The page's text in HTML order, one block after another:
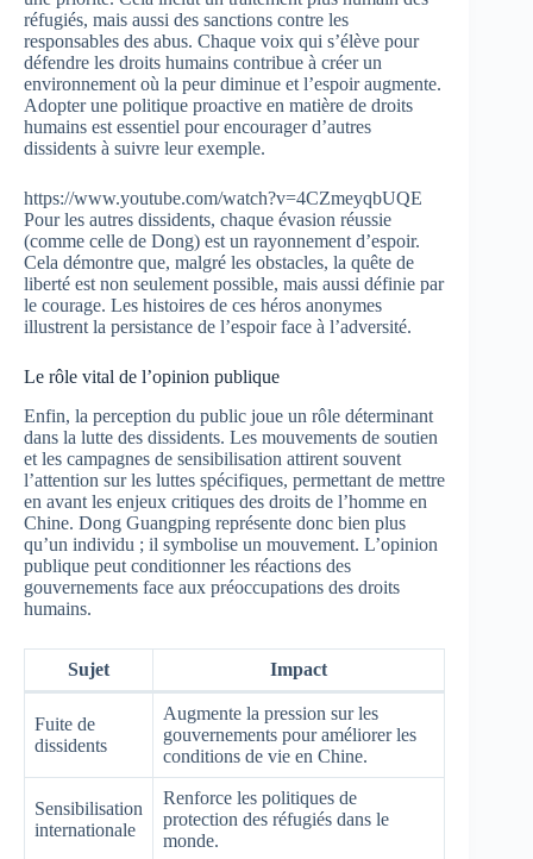
réfugiés, mais aussi des sanctions contre les
responsables des abus. Chaque voix qui s’élève pour
défendre les droits humains contribue à créer un
environnement où la peur diminue et l’espoir augmente.
Adopter une politique proactive en matière de droits
humains est essentiel pour encourager d’autres
dissidents à suivre leur exemple.
https://www.youtube.com/watch?v=4CZmeyqbUQE
Pour les autres dissidents, chaque évasion réussie
(comme celle de Dong) est un rayonnement d’espoir.
Cela démontre que, malgré les obstacles, la quête de
liberté est non seulement possible, mais aussi définie par
le courage. Les histoires de ces héros anonymes
illustrent la persistance de l’espoir face à l’adversité.
Le rôle vital de l’opinion publique
Enfin, la perception du public joue un rôle déterminant
dans la lutte des dissidents. Les mouvements de soutien
et les campagnes de sensibilisation attirent souvent
l’attention sur les luttes spécifiques, permettant de mettre
en avant les enjeux critiques des droits de l’homme en
Chine. Dong Guangping représente donc bien plus
qu’un individu ; il symbolise un mouvement. L’opinion
publique peut conditionner les réactions des
gouvernements face aux préoccupations des droits
humains.
Sujet Impact
Fuite de
dissidents
Augmente la pression sur les
gouvernements pour améliorer les
conditions de vie en Chine.
Sensibilisation
internationale
Renforce les politiques de
protection des réfugiés dans le
monde.